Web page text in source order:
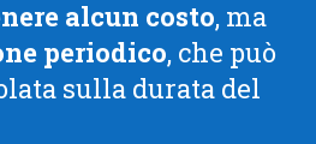
alcun costo, ma
periodico, che può
sulla durata del